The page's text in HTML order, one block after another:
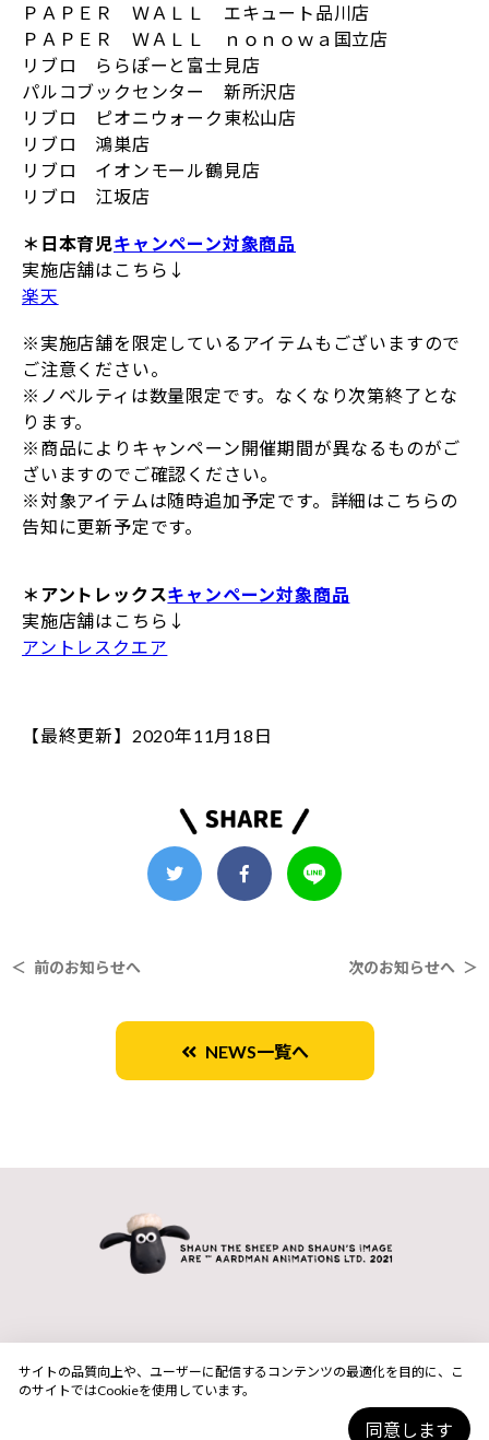
ＰＡＰＥＲ ＷＡＬＬ エキュート品川店
ＰＡＰＥＲ ＷＡＬＬ ｎｏｎｏｗａ国立店
リブロ ららぽーと富士見店
パルコブックセンター 新所沢店
リブロ ピオニウォーク東松山店
リブロ 鴻巣店
リブロ イオンモール鶴見店
リブロ 江坂店
＊日本育児キャンペーン対象商品
実施店舗はこちら↓
楽天
※実施店舗を限定しているアイテムもございますので
ご注意ください。
※ノベルティは数量限定です。なくなり次第終了とな
ります。
※商品によりキャンペーン開催期間が異なるものがご
ざいますのでご確認ください。
※対象アイテムは随時追加予定です。詳細はこちらの
告知に更新予定です。
＊アントレックスキャンペーン対象商品
実施店舗はこちら↓
アントレスクエア
【最終更新】2020年11月18日
＜ 前のお知らせへ 次のお知らせへ ＞
NEWS一覧へ
サイトの品質向上や、ユーザーに配信するコンテンツの最適化を目的に、こ
のサイトではCookieを使用しています。
同意します